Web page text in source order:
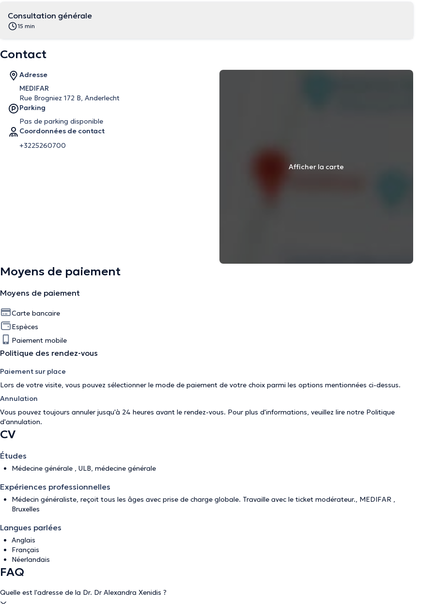
Consultation générale
15 min
Contact
Adresse
MEDIFAR
Rue Brogniez 172 B, Anderlecht
Parking
Pas de parking disponible
Coordonnées de contact
+3225260700
Afficher la carte
Moyens de paiement
Moyens de paiement
Carte bancaire
Espèces
Paiement mobile
Politique des rendez-vous
Paiement sur place
Lors de votre visite, vous pouvez sélectionner le mode de paiement de votre choix parmi les options mentionnées ci-dessus.
Annulation
Vous pouvez toujours annuler jusqu'à 24 heures avant le rendez-vous. Pour plus d'informations, veuillez lire notre Politique
d'annulation.
CV
Études
Médecine générale , ULB, médecine générale
Expériences professionnelles
Médecin généraliste, reçoit tous les âges avec prise de charge globale. Travaille avec le ticket modérateur., MEDIFAR ,
Bruxelles
Langues parlées
Anglais
Français
Néerlandais
FAQ
Quelle est l'adresse de la Dr. Dr Alexandra Xenidis ?